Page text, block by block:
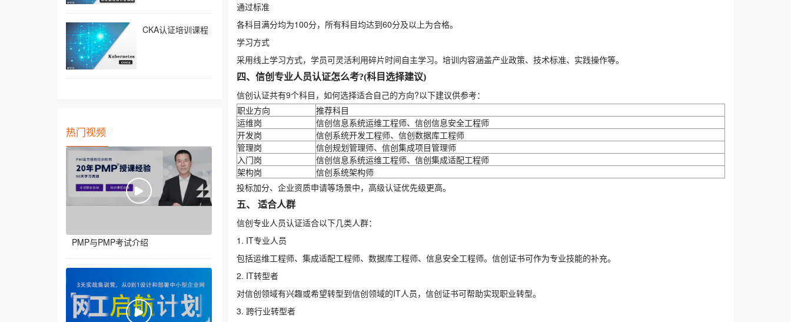
CKA认证培训课程
热门视频
PMP与PMP考试介绍
通过标准
各科目满分均为100分，所有科目均达到60分及以上为合格。
学习方式
采用线上学习方式，学员可灵活利用碎片时间自主学习。培训内容涵盖产业政策、技术标准、实践操作等。
四、信创专业人员认证怎么考?(科目选择建议)
信创认证共有9个科目，如何选择适合自己的方向?以下建议供参考：
职业方向
推荐科目
运维岗
信创信息系统运维工程师、信创信息安全工程师
开发岗
信创系统开发工程师、信创数据库工程师
管理岗
信创规划管理师、信创集成项目管理师
入门岗
信创信息系统运维工程师、信创集成适配工程师
架构岗
信创系统架构师
投标加分、企业资质申请等场景中，高级认证优先级更高。
五、 适合人群
信创专业人员认证适合以下几类人群：
1. IT专业人员
包括运维工程师、集成适配工程师、数据库工程师、信息安全工程师。信创证书可作为专业技能的补充。
2. IT转型者
对信创领域有兴趣或希望转型到信创领域的IT人员，信创证书可帮助实现职业转型。
3. 跨行业转型者